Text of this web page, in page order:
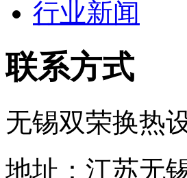
行业新闻
联系方式
无锡双荣换热
地址：江苏无